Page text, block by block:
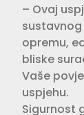
– Ovaj
opremu,
bliske
Vaše
uspjehu.
Sigurnost